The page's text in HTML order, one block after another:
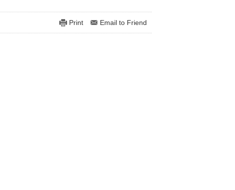
Print Email to Friend